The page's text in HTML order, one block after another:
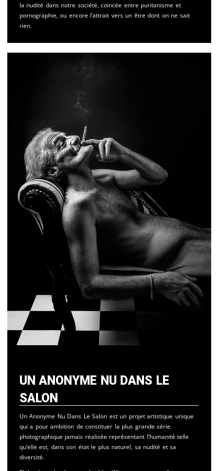
la nudité dans notre société, coincée entre puritanisme et
pornographie, ou encore l’attrait vers un être dont on ne sait
rien.
Un Anonyme Nu Dans Le
Salon
Un Anonyme Nu Dans Le Salon est un projet artistique unique
qui a pour ambition de constituer la plus grande série
photographique jamais réalisée représentant l’humanité telle
qu’elle est, dans son état le plus naturel, sa nudité et sa
diversité.